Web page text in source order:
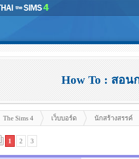
How To : สอ
The Sims 4 เว็บบอร์ด นักสร้างสรรค์
1 2 3